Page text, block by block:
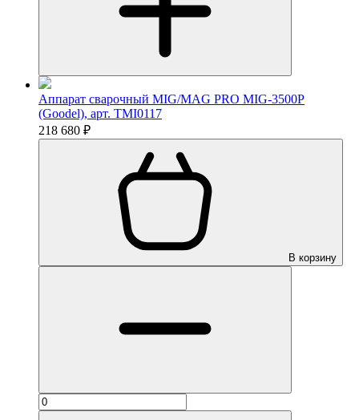
Аппарат сварочный MIG/MAG PRO MIG-3500P
(Goodel), арт. TMI0117
218 680 ₽
В корзину